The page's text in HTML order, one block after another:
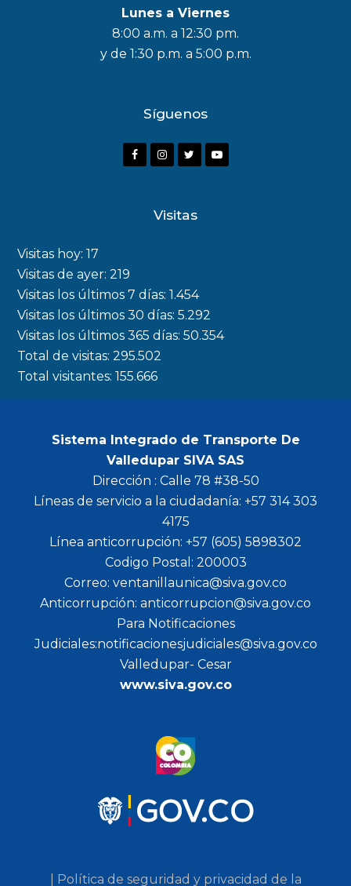
Lunes a Viernes
8:00 a.m. a 12:30 pm.
y de 1:30 p.m. a 5:00 p.m.
Síguenos
F
o
k
I
a
m
r
Y
Visitas
Visitas hoy:17
Visitas de ayer:219
Visitas los últimos 7 días:1.454
Visitas los últimos 30 días:5.292
Visitas los últimos 365 días:50.354
Total de visitas:295.502
Total visitantes:155.666
Sistema Integrado de Transporte De
Valledupar SIVA SAS
Dirección : Calle 78 #38-50
Líneas de servicio a la ciudadanía: +57 314 303
4175
Línea anticorrupción: +57 (605) 5898302
Codigo Postal: 200003
Correo: ventanillaunica@siva.gov.co
Anticorrupción: anticorrupcion@siva.gov.co
Para Notificaciones
Judiciales:notificacionesjudiciales@siva.gov.co
Valledupar- Cesar
www.siva.gov.co
| Política de seguridad y privacidad de la